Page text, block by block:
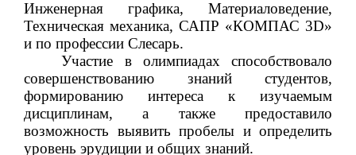
Инженерная графика, Материаловедение,
Техническая механика, САПР «КОМПАС 3D»
и по профессии Слесарь.
Участие в олимпиадах способствовало
совершенствованию знаний студентов,
формированию интереса к изучаемым
дисциплинам, а также предоставило
возможность выявить пробелы и определить
уровень эрудиции и общих знаний.